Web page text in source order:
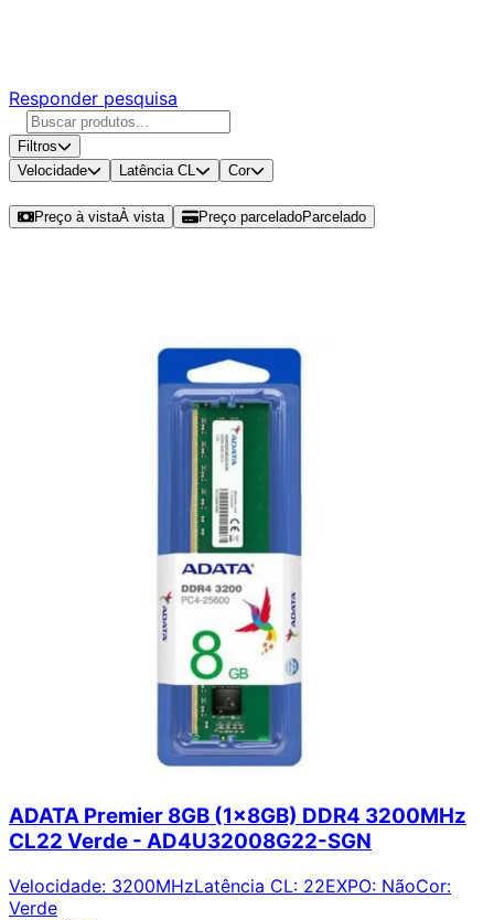
Responder pesquisa
Filtros
Velocidade
Latência CL Cor
Preço à vistaÀ vista Preço parceladoParcelado
ADATA Premier 8GB (1x8GB) DDR4 3200MHz
CL22 Verde - AD4U32008G22-SGN
Velocidade: 3200MHzLatência CL: 22EXPO: NãoCor:
Verde